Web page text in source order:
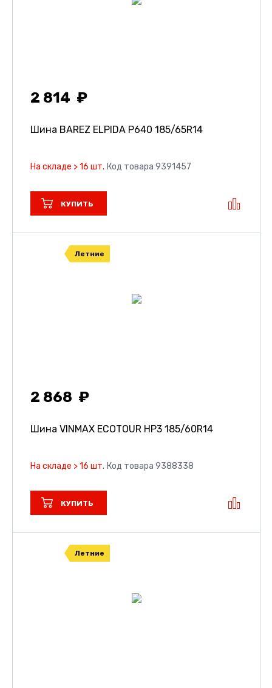
2 814
Шина BAREZ ELPIDA P640 185/65R14
На складе > 16 шт. Код товара 9391457
КУПИТЬ
Летние
2 868
Шина VINMAX ECOTOUR HP3 185/60R14
На складе > 16 шт. Код товара 9388338
КУПИТЬ
Летние